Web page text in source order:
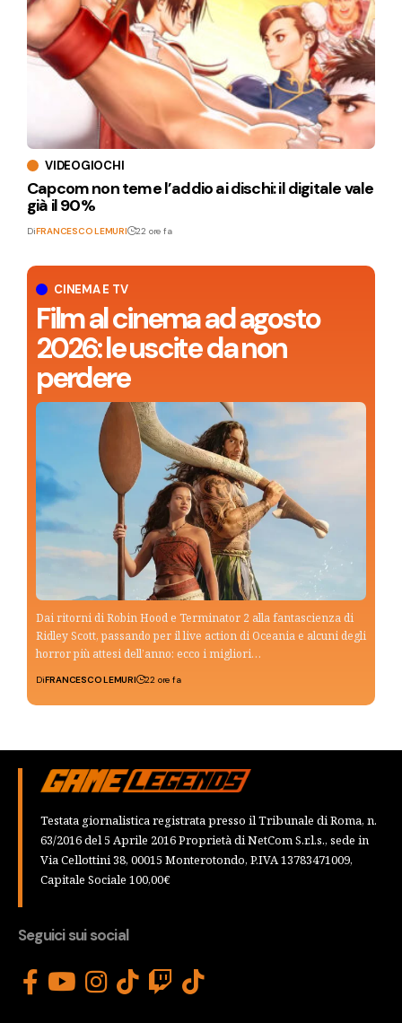
CINEMA E TV
Film al cinema ad agosto
2026: le uscite da non
perdere
Dai ritorni di Robin Hood e Terminator 2 alla fantascienza di
Ridley Scott, passando per il live action di Oceania e alcuni degli
horror più attesi dell’anno: ecco i migliori…
DiFRANCESCO LEMURI 22 ore fa
VIDEOGIOCHI
Capcom non teme l’addio ai dischi: il digitale vale
già il 90%
DiFRANCESCO LEMURI 22 ore fa
Testata giornalistica registrata presso il Tribunale di Roma, n.
63/2016 del 5 Aprile 2016 Proprietà di NetCom S.r.l.s., sede in
Via Cellottini 38, 00015 Monterotondo, P.IVA 13783471009,
Capitale Sociale 100,00€
Seguici sui social